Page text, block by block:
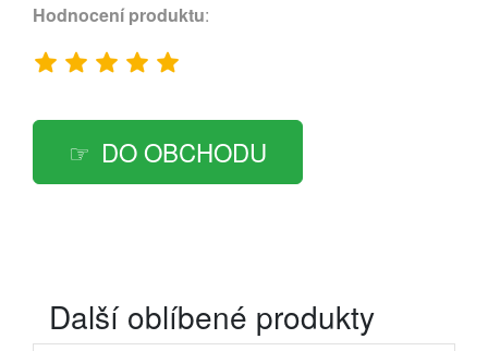
Hodnocení produktu:
DO OBCHODU
Další oblíbené produkty